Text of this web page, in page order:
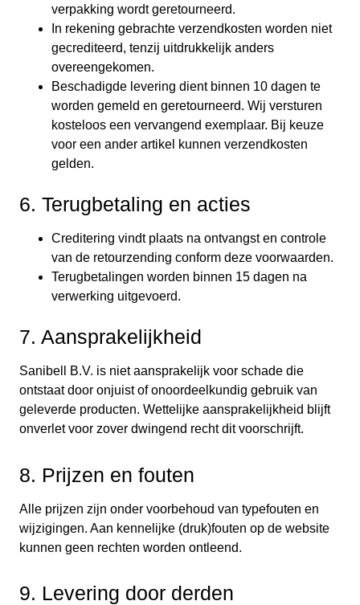
verpakking wordt geretourneerd.
In rekening gebrachte verzendkosten worden niet
gecrediteerd, tenzij uitdrukkelijk anders
overeengekomen.
Beschadigde levering dient binnen 10 dagen te
worden gemeld en geretourneerd. Wij versturen
kosteloos een vervangend exemplaar. Bij keuze
voor een ander artikel kunnen verzendkosten
gelden.
6. Terugbetaling en acties
Creditering vindt plaats na ontvangst en controle
van de retourzending conform deze voorwaarden.
Terugbetalingen worden binnen 15 dagen na
verwerking uitgevoerd.
7. Aansprakelijkheid
Sanibell B.V. is niet aansprakelijk voor schade die
ontstaat door onjuist of onoordeelkundig gebruik van
geleverde producten. Wettelijke aansprakelijkheid blijft
onverlet voor zover dwingend recht dit voorschrijft.
8. Prijzen en fouten
Alle prijzen zijn onder voorbehoud van typefouten en
wijzigingen. Aan kennelijke (druk)fouten op de website
kunnen geen rechten worden ontleend.
9. Levering door derden